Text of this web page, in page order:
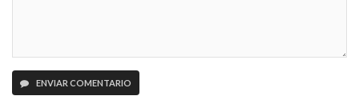
ENVIAR COMENTARIO